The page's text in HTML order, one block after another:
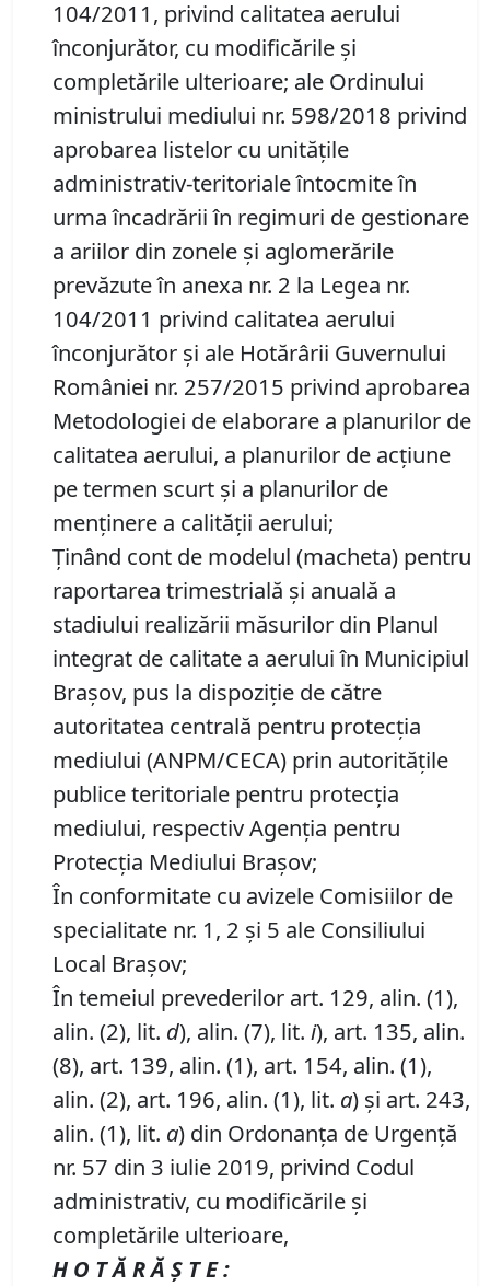
104/2011, privind calitatea aerului
înconjurător, cu modificările şi
completările ulterioare; ale Ordinului
ministrului mediului nr. 598/2018 privind
aprobarea listelor cu unităţile
administrativ-teritoriale întocmite în
urma încadrării în regimuri de gestionare
a ariilor din zonele şi aglomerările
prevăzute în anexa nr. 2 la Legea nr.
104/2011 privind calitatea aerului
înconjurător şi ale Hotărârii Guvernului
României nr. 257/2015 privind aprobarea
Metodologiei de elaborare a planurilor de
calitatea aerului, a planurilor de acţiune
pe termen scurt şi a planurilor de
menţinere a calităţii aerului;
Ţinând cont de modelul (macheta) pentru
raportarea trimestrială şi anuală a
stadiului realizării măsurilor din Planul
integrat de calitate a aerului în Municipiul
Braşov, pus la dispoziție de către
autoritatea centrală pentru protecţia
mediului (ANPM/CECA) prin autorităţile
publice teritoriale pentru protecţia
mediului, respectiv Agenţia pentru
Protecţia Mediului Braşov;
În conformitate cu avizele Comisiilor de
specialitate nr. 1, 2 și 5 ale Consiliului
Local Brașov;
În temeiul prevederilor art. 129, alin. (1),
alin. (2), lit. d), alin. (7), lit. i), art. 135, alin.
(8), art. 139, alin. (1), art. 154, alin. (1),
alin. (2), art. 196, alin. (1), lit. a) și art. 243,
alin. (1), lit. a) din Ordonanța de Urgență
nr. 57 din 3 iulie 2019, privind Codul
administrativ, cu modificările și
completările ulterioare,
H O T Ă R Ă Ş T E :